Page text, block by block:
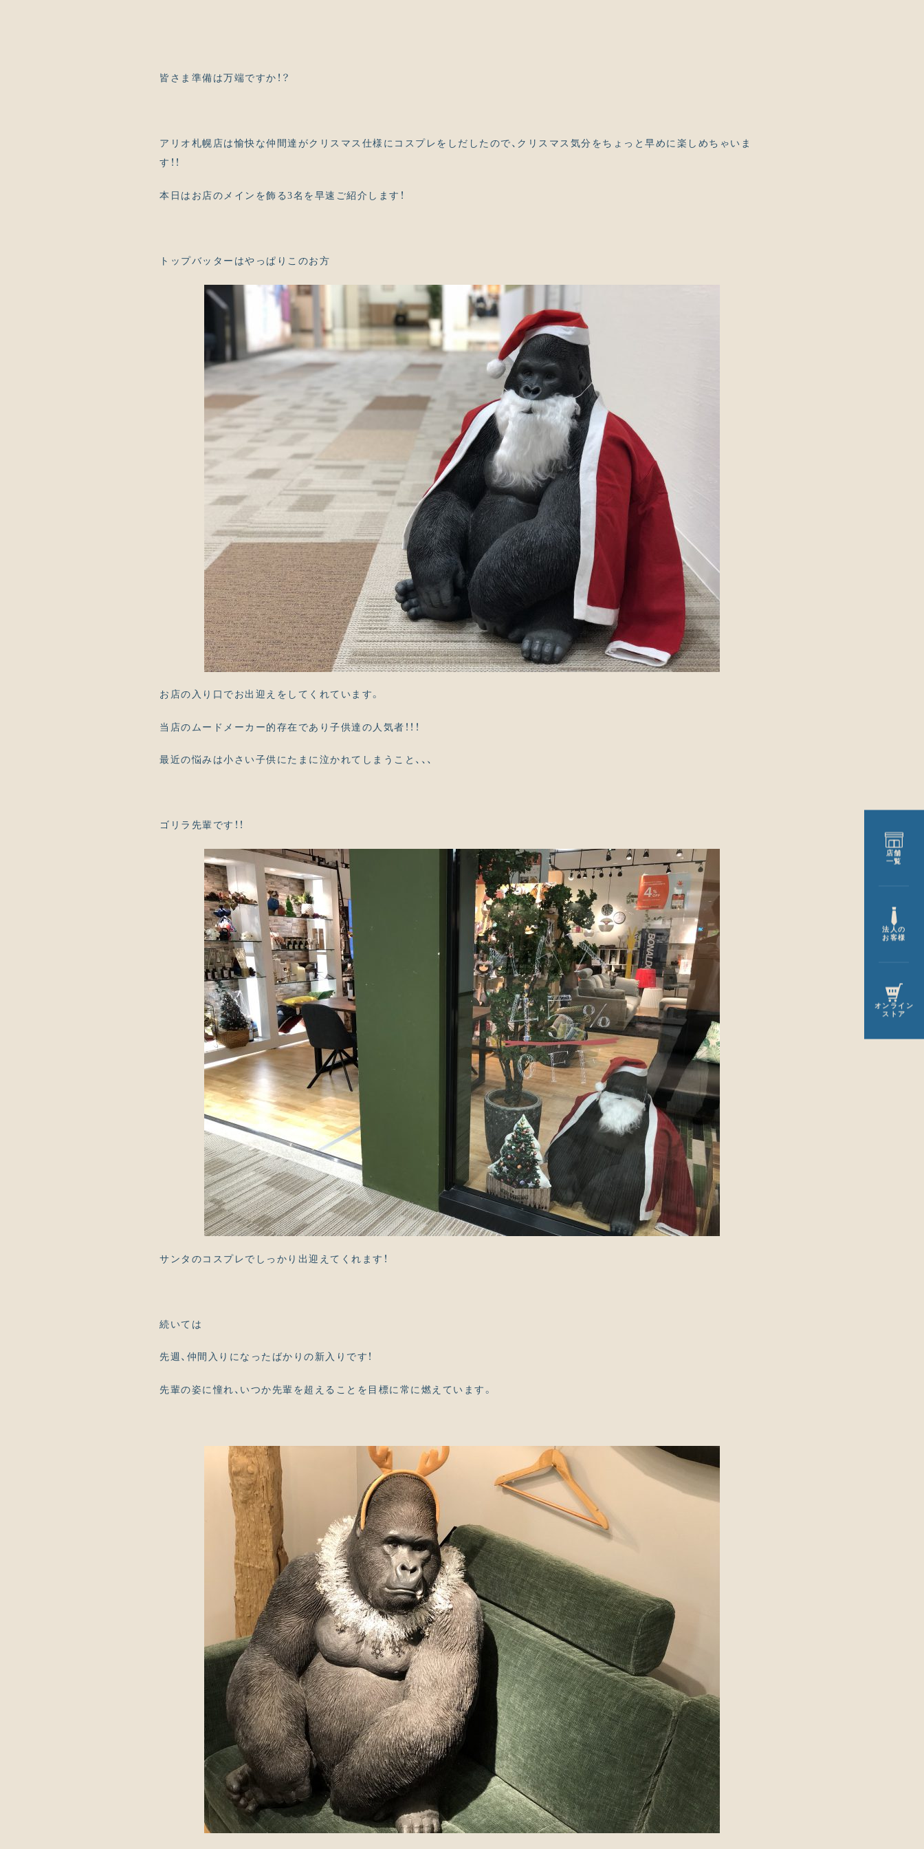
店舗
一覧
法人の
お客様
オンライン
ストア
皆さま準備は万端ですか！？
アリオ札幌店は愉快な仲間達がクリスマス仕様にコスプレをしだしたので、クリスマス気分をちょっと早めに楽しめちゃいま
す！！
本日はお店のメインを飾る3名を早速ご紹介します！
トップバッターはやっぱりこのお方
お店の入り口でお出迎えをしてくれています。
当店のムードメーカー的存在であり子供達の人気者！！！
最近の悩みは小さい子供にたまに泣かれてしまうこと、、、
ゴリラ先輩です！！
サンタのコスプレでしっかり出迎えてくれます！
続いては
先週、仲間入りになったばかりの新入りです！
先輩の姿に憧れ、いつか先輩を超えることを目標に常に燃えています。